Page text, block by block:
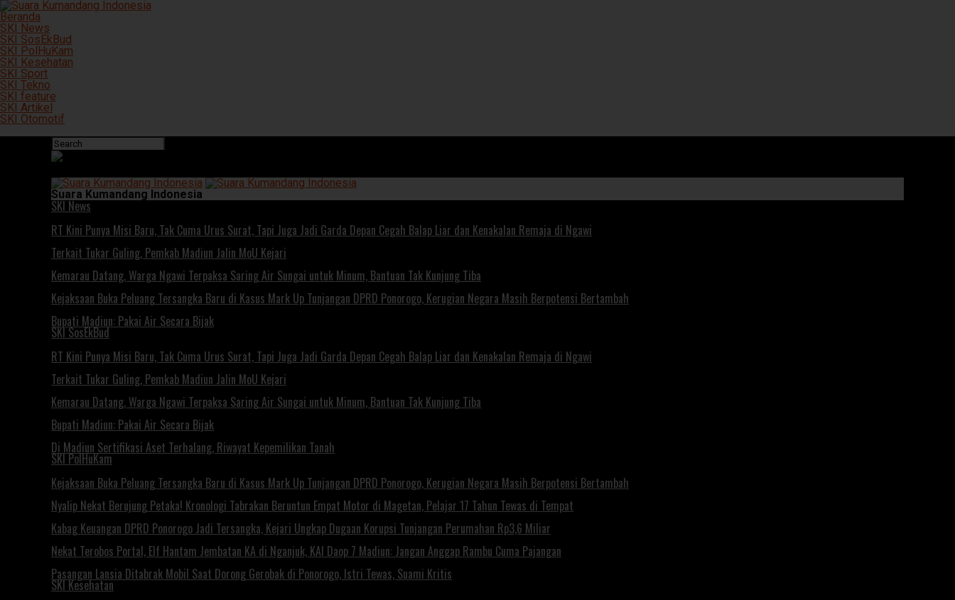
Beranda
SKI News
SKI SosEkBud
SKI PolHuKam
SKI Kesehatan
SKI Sport
SKI Tekno
SKI feature
SKI Artikel
SKI Otomotif
Suara Kumandang Indonesia
SKI News
RT Kini Punya Misi Baru, Tak Cuma Urus Surat, Tapi Juga Jadi Garda Depan Cegah Balap Liar dan Kenakalan Remaja di Ngawi
Terkait Tukar Guling, Pemkab Madiun Jalin MoU Kejari
Kemarau Datang, Warga Ngawi Terpaksa Saring Air Sungai untuk Minum, Bantuan Tak Kunjung Tiba
Kejaksaan Buka Peluang Tersangka Baru di Kasus Mark Up Tunjangan DPRD Ponorogo, Kerugian Negara Masih Berpotensi Bertambah
Bupati Madiun: Pakai Air Secara Bijak
SKI SosEkBud
RT Kini Punya Misi Baru, Tak Cuma Urus Surat, Tapi Juga Jadi Garda Depan Cegah Balap Liar dan Kenakalan Remaja di Ngawi
Terkait Tukar Guling, Pemkab Madiun Jalin MoU Kejari
Kemarau Datang, Warga Ngawi Terpaksa Saring Air Sungai untuk Minum, Bantuan Tak Kunjung Tiba
Bupati Madiun: Pakai Air Secara Bijak
Di Madiun Sertifikasi Aset Terhalang, Riwayat Kepemilikan Tanah
SKI PolHuKam
Kejaksaan Buka Peluang Tersangka Baru di Kasus Mark Up Tunjangan DPRD Ponorogo, Kerugian Negara Masih Berpotensi Bertambah
Nyalip Nekat Berujung Petaka! Kronologi Tabrakan Beruntun Empat Motor di Magetan, Pelajar 17 Tahun Tewas di Tempat
Kabag Keuangan DPRD Ponorogo Jadi Tersangka, Kejari Ungkap Dugaan Korupsi Tunjangan Perumahan Rp3,6 Miliar
Nekat Terobos Portal, Elf Hantam Jembatan KA di Nganjuk, KAI Daop 7 Madiun: Jangan Anggap Rambu Cuma Pajangan
Pasangan Lansia Ditabrak Mobil Saat Dorong Gerobak di Ponorogo, Istri Tewas, Suami Kritis
SKI Kesehatan